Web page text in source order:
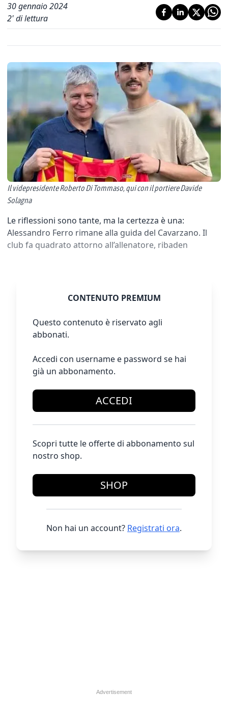
30 gennaio 2024
2' di lettura
Il videpresidente Roberto Di Tommaso, qui con il portiere Davide
Solagna
Le riflessioni sono tante, ma la certezza è una:
Alessandro Ferro rimane alla guida del Cavarzano. Il
club fa quadrato attorno all’allenatore, ribaden
CONTENUTO PREMIUM
Questo contenuto è riservato agli
abbonati.
Accedi con username e password se hai
già un abbonamento.
ACCEDI
Scopri tutte le offerte di abbonamento sul
nostro shop.
SHOP
Non hai un account? Registrati ora.